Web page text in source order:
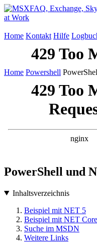
Home Kontakt Hilfe
Home Powershell
PowerShell und
Inhaltsverzeichnis
Beispiel mit NET 5
Beispiel mit NET Core
Suche im MSDN
Weitere Links